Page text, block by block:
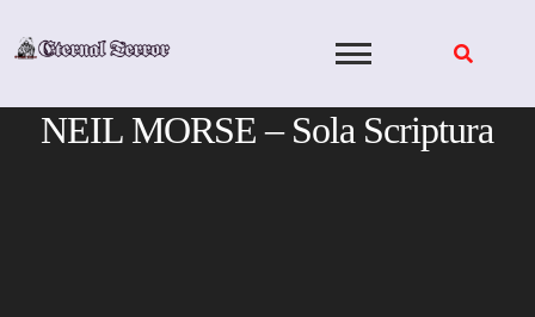
NEIL MORSE – Sola Scriptura